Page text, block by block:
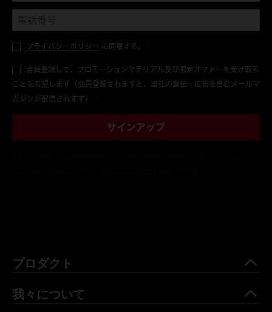
プロダクト
我々について
プライバシーポリシー に同意する。 *
会員登録して、プロモーションマテリアル及び限定オファーを受け取る
ことを希望します（会員登録されますと、当社の宣伝・広告を含むメールマ
ガジンが配信されます） *
サインアップ